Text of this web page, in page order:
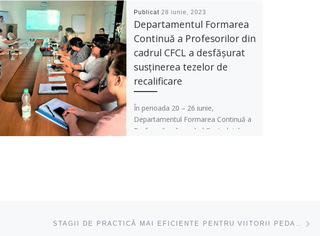
Publicat 28 iunie, 2023
Departamentul Formarea
Continuă a Profesorilor din
cadrul CFCL a desfășurat
susținerea tezelor de
recalificare
În perioada 20 – 26 iunie,
Departamentul Formarea Continuă a
Profesorilor din cadrul Centrului de
STAGII DE PRACTICĂ MAI EFICIENTE PENTRU VIITORII PEDAGOGI, PRIN PROIECTUL REFLECT II